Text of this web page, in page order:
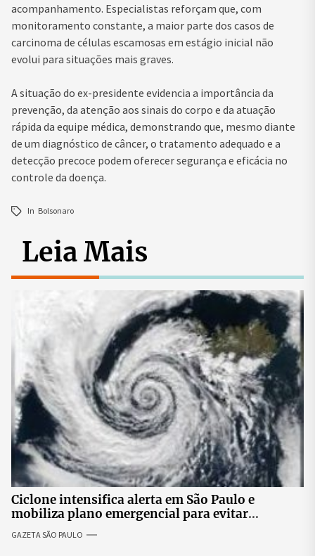
acompanhamento. Especialistas reforçam que, com
monitoramento constante, a maior parte dos casos de
carcinoma de células escamosas em estágio inicial não
evolui para situações mais graves.
A situação do ex-presidente evidencia a importância da
prevenção, da atenção aos sinais do corpo e da atuação
rápida da equipe médica, demonstrando que, mesmo diante
de um diagnóstico de câncer, o tratamento adequado e a
detecção precoce podem oferecer segurança e eficácia no
controle da doença.
In Bolsonaro
Leia Mais
Ciclone intensifica alerta em São Paulo e
mobiliza plano emergencial para evitar
impactos no fornecimento de energia
GAZETA SÃO PAULO